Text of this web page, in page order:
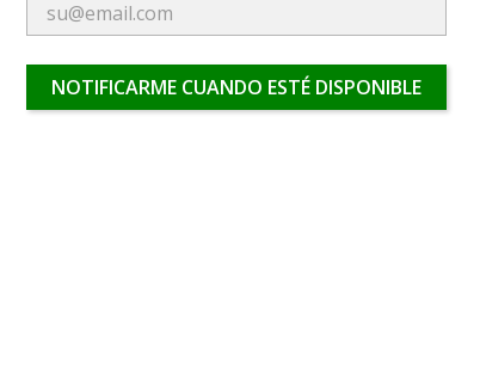
NOTIFICARME CUANDO ESTÉ DISPONIBLE